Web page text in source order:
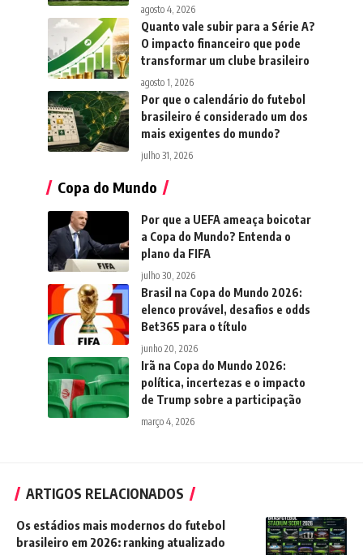
agosto 4, 2026
Quanto vale subir para a Série A?
O impacto financeiro que pode
transformar um clube brasileiro
agosto 1, 2026
Por que o calendário do futebol
brasileiro é considerado um dos
mais exigentes do mundo?
julho 31, 2026
Copa do Mundo
Por que a UEFA ameaça boicotar
a Copa do Mundo? Entenda o
plano da FIFA
julho 30, 2026
Brasil na Copa do Mundo 2026:
elenco provável, desafios e odds
Bet365 para o título
junho 20, 2026
Irã na Copa do Mundo 2026:
política, incertezas e o impacto
de Trump sobre a participação
março 4, 2026
ARTIGOS RELACIONADOS
Os estádios mais modernos do futebol
brasileiro em 2026: ranking atualizado